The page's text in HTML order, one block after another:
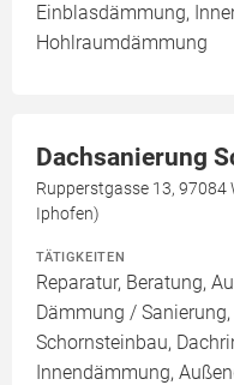
Einblasdämmung,
Hohlraumdämmung
Dachsanierung
Rupperstgasse 13,
Iphofen)
TÄTIGKEITEN
Reparatur, Beratung,
Dämmung /
Schornsteinbau,
Innendämmung,